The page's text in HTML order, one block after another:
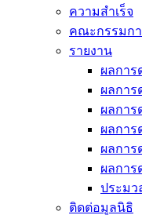
ความสำเร็จ
คณะกรรมก
รายงาน
ผลการ
ผลการ
ผลการ
ผลการ
ผลการ
ผลการ
ประมว
ติดต่อมูลนิธิ